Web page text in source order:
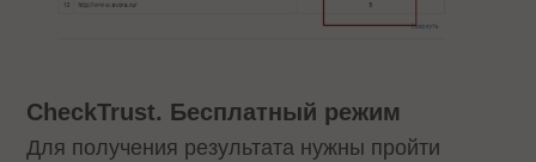
CheckTrust. Бесплатный режим
Для получения результата нужны пройти